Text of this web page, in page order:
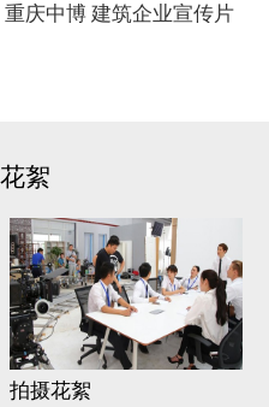
重庆中博 建筑企业宣传片
絮
拍摄花絮